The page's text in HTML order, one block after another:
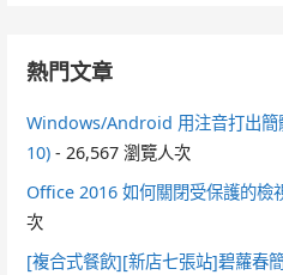
熱門文章
Windows/Android 用注音打出
10) - 26,567 瀏覽人次
Office 2016 如何關閉受保護的檢
次
[複合式餐飲][新店七張站]碧蘿春